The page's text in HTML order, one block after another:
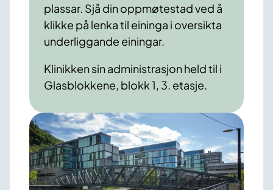
plassar. Sjå din oppmøtestad ved å
klikke på lenka til eininga i oversikta
underliggande einingar.
Klinikken sin administrasjon held til i
Glasblokkene, blokk 1, 3. etasje.